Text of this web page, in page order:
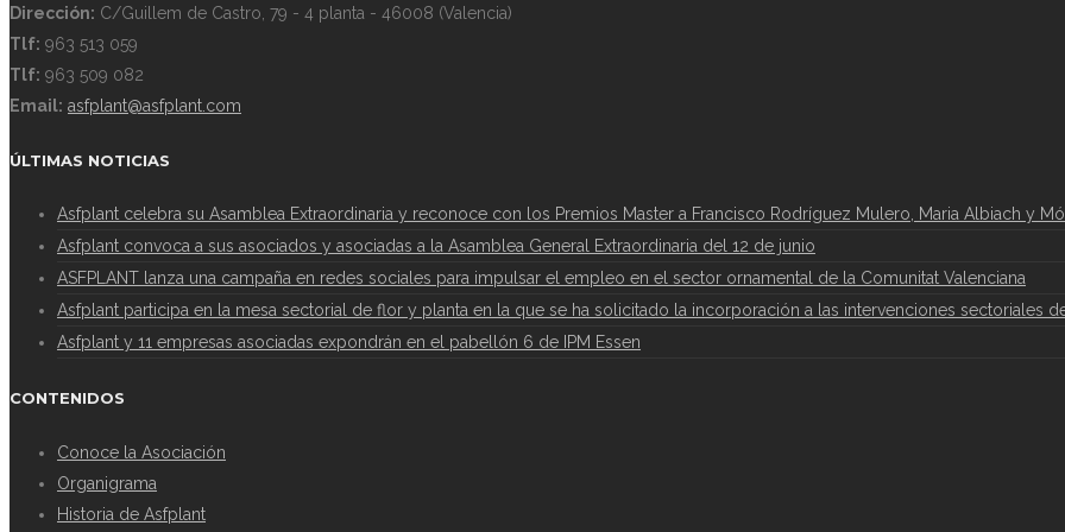
Dirección: C/Guillem de Castro, 79 - 4 planta - 46008 (Valencia)
Tlf: 963 513 059
Tlf: 963 509 082
Email: asfplant@asfplant.com
ÚLTIMAS NOTICIAS
Asfplant celebra su Asamblea Extraordinaria y reconoce con los Premios Master a Francisco Rodríguez Mulero, Maria Albiach y
Asfplant convoca a sus asociados y asociadas a la Asamblea General Extraordinaria del 12 de junio
ASFPLANT lanza una campaña en redes sociales para impulsar el empleo en el sector ornamental de la Comunitat Valenciana
Asfplant participa en la mesa sectorial de flor y planta en la que se ha solicitado la incorporación a las intervenciones sectoriales
Asfplant y 11 empresas asociadas expondrán en el pabellón 6 de IPM Essen
CONTENIDOS
Conoce la Asociación
Organigrama
Historia de Asfplant